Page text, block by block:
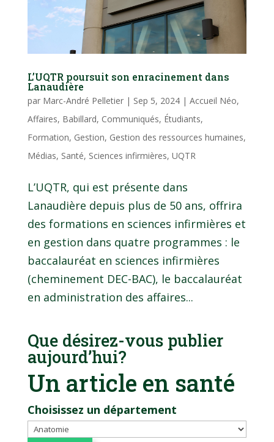
L’UQTR poursuit son enracinement dans
Lanaudière
par Marc-André Pelletier| Sep 5, 2024| Accueil Néo,
Affaires, Babillard, Communiqués, Étudiants,
Formation, Gestion, Gestion des ressources humaines,
Médias, Santé, Sciences infirmières, UQTR
L’UQTR, qui est présente dans
Lanaudière depuis plus de 50 ans, offrira
des formations en sciences infirmières et
en gestion dans quatre programmes : le
baccalauréat en sciences infirmières
(cheminement DEC-BAC), le baccalauréat
en administration des affaires...
Que désirez-vous publier
aujourd’hui?
Un article en santé
Choisissez un département